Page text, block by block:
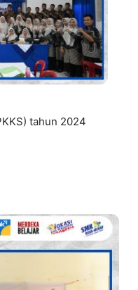
tahun 2024